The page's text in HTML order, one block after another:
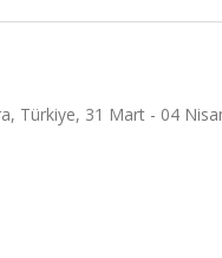
Türkiye, 31 Mart - 04